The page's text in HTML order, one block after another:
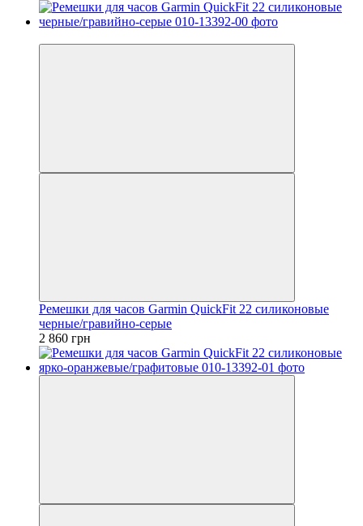
Ремешки для часов Garmin QuickFit 22 силиконовые
черные/гравийно-серые
2 860 грн